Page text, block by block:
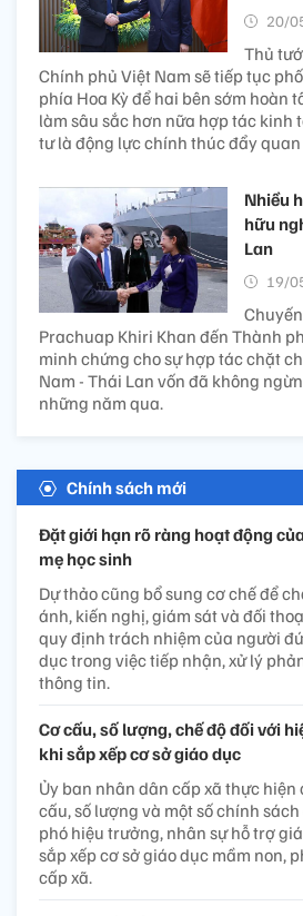
20/
Thủ
Chính phủ Việt Nam sẽ tiếp tục
phía Hoa Kỳ để hai bên sớm hoàn
làm sâu sắc hơn nữa hợp tác kinh
tư là động lực chính thúc đẩy
Nhiều
hữu
Lan
19/
Prachuap Khiri Khan đến Thành
minh chứng cho sự hợp tác chặt
Nam - Thái Lan vốn đã không
những năm qua.
Chính sách mới
Đặt giới hạn rõ ràng hoạt động
mẹ học sinh
Dự thảo cũng bổ sung cơ chế để
ánh, kiến nghị, giám sát và đối
quy định trách nhiệm của người
dục trong việc tiếp nhận, xử lý
thông tin.
Cơ cấu, số lượng, chế độ đối với
khi sắp xếp cơ sở giáo dục
Ủy ban nhân dân cấp xã thực
cấu, số lượng và một số chính
phó hiệu trưởng, nhân sự hỗ trợ
sắp xếp cơ sở giáo dục mầm non,
cấp xã.